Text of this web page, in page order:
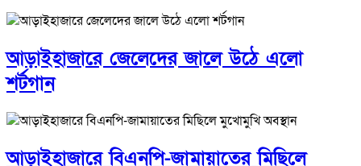
আড়াইহাজারে জেলেদের জালে উঠে এলো
শর্টগান
আড়াইহাজারে বিএনপি-জামায়াতের মিছিলে